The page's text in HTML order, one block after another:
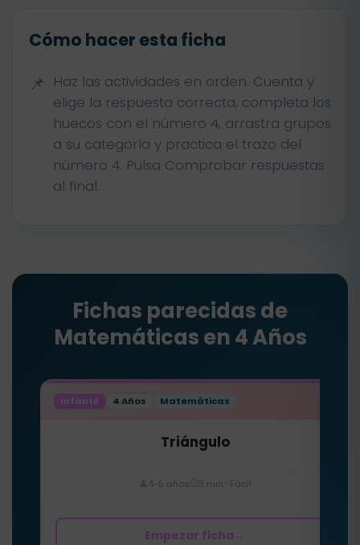
Cómo hacer esta ficha
Haz las actividades en orden. Cuenta y
elige la respuesta correcta, completa los
huecos con el número 4, arrastra grupos
a su categoría y practica el trazo del
número 4. Pulsa Comprobar respuestas
al final.
Fichas parecidas de
Matemáticas en 4 Años
Infantil 4 Años Matemáticas
Triángulo
4-5 años 3 min Fácil
Empezar ficha →